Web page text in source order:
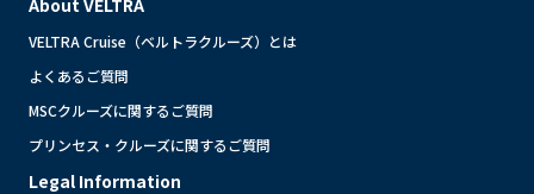
About VELTRA
VELTRA Cruise（ベルトラクルーズ）とは
よくあるご質問
MSCクルーズに関するご質問
プリンセス・クルーズに関するご質問
Legal Information